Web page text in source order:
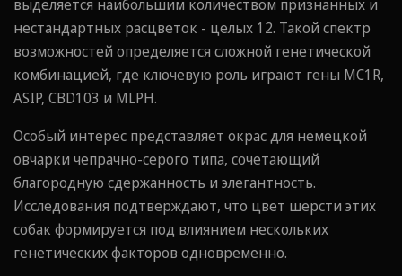
выделяется наибольшим количеством признанных и
нестандартных расцветок - целых 12. Такой спектр
возможностей определяется сложной генетической
комбинацией, где ключевую роль играют гены MC1R,
ASIP, CBD103 и MLPH.
Особый интерес представляет окрас для немецкой
овчарки чепрачно-серого типа, сочетающий
благородную сдержанность и элегантность.
Исследования подтверждают, что цвет шерсти этих
собак формируется под влиянием нескольких
генетических факторов одновременно.